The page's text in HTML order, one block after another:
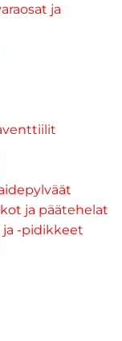
ja
ja päätehelat
-pidikkeet